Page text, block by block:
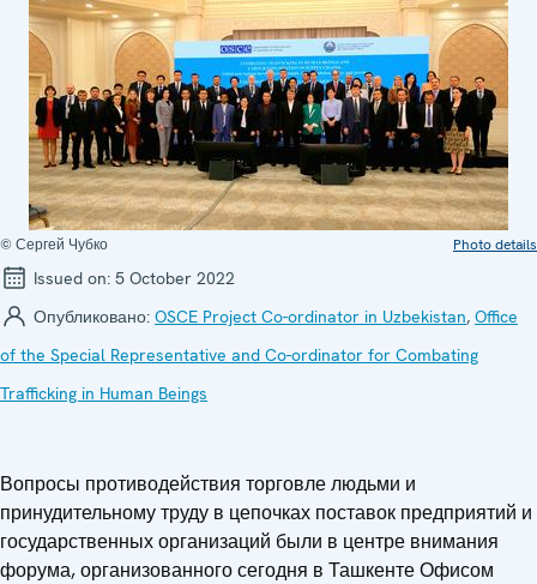
© Сергей Чубко Photo details
Issued on: 5 October 2022
Опубликовано: OSCE Project Co-ordinator in Uzbekistan, Office
of the Special Representative and Co-ordinator for Combating
Trafficking in Human Beings
Вопросы противодействия торговле людьми и
принудительному труду в цепочках поставок предприятий и
государственных организаций были в центре внимания
форума, организованного сегодня в Ташкенте Офисом